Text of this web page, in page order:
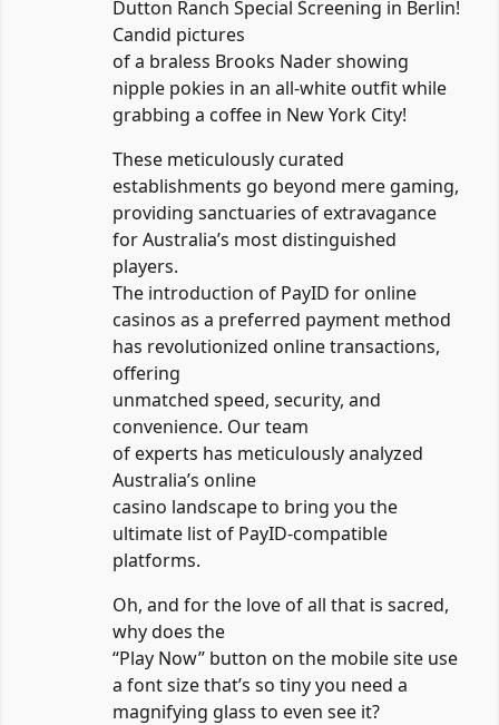
Dutton Ranch Special Screening in Berlin!
Candid pictures
of a braless Brooks Nader showing
nipple pokies in an all-white outfit while
grabbing a coffee in New York City!
These meticulously curated
establishments go beyond mere gaming,
providing sanctuaries of extravagance
for Australia’s most distinguished
players.
The introduction of PayID for online
casinos as a preferred payment method
has revolutionized online transactions,
offering
unmatched speed, security, and
convenience. Our team
of experts has meticulously analyzed
Australia’s online
casino landscape to bring you the
ultimate list of PayID-compatible
platforms.
Oh, and for the love of all that is sacred,
why does the
“Play Now” button on the mobile site use
a font size that’s so tiny you need a
magnifying glass to even see it?